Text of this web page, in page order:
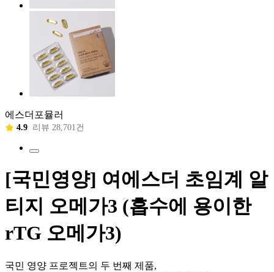
에스더포뮬러
4.9 리뷰 28,701건
[국민영양] 여에스더 초임계 알
티지 오메가3 (흡수에 용이한
rTG 오메가3)
국민 영양 프로젝트의 두 번째 제품,